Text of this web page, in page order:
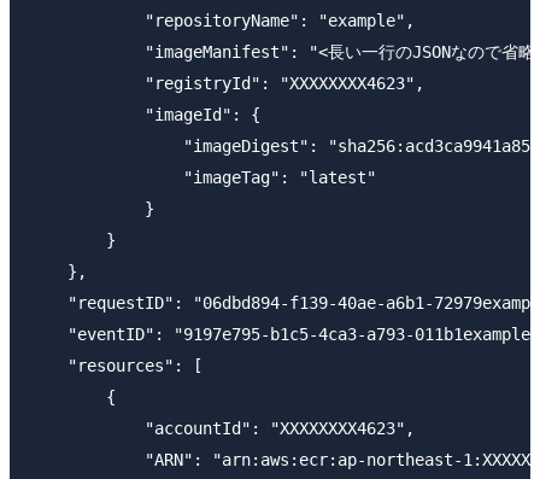
            "repositoryName": "example",
"imageManifest": "<長い一行のJSONなので省略
            "registryId": "XXXXXXXX4623",
            "imageId": {
"imageDigest":
                "imageTag": "latest"
            }
        }
    },
"requestID": "06dbd894-f139-40ae-a6b1-
"eventID": "9197e795-b1c5-4ca3-a793-
    "resources": [
        {
            "accountId": "XXXXXXXX4623",
"ARN": "arn:aws:ecr:ap-northeast-